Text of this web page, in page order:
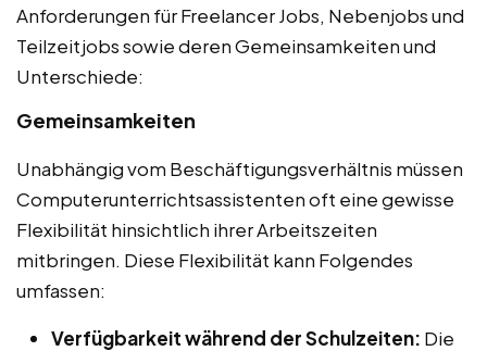
Anforderungen für Freelancer Jobs, Nebenjobs und
Teilzeitjobs sowie deren Gemeinsamkeiten und
Unterschiede:
Gemeinsamkeiten
Unabhängig vom Beschäftigungsverhältnis müssen
Computerunterrichtsassistenten oft eine gewisse
Flexibilität hinsichtlich ihrer Arbeitszeiten
mitbringen. Diese Flexibilität kann Folgendes
umfassen:
Verfügbarkeit während der Schulzeiten: Die